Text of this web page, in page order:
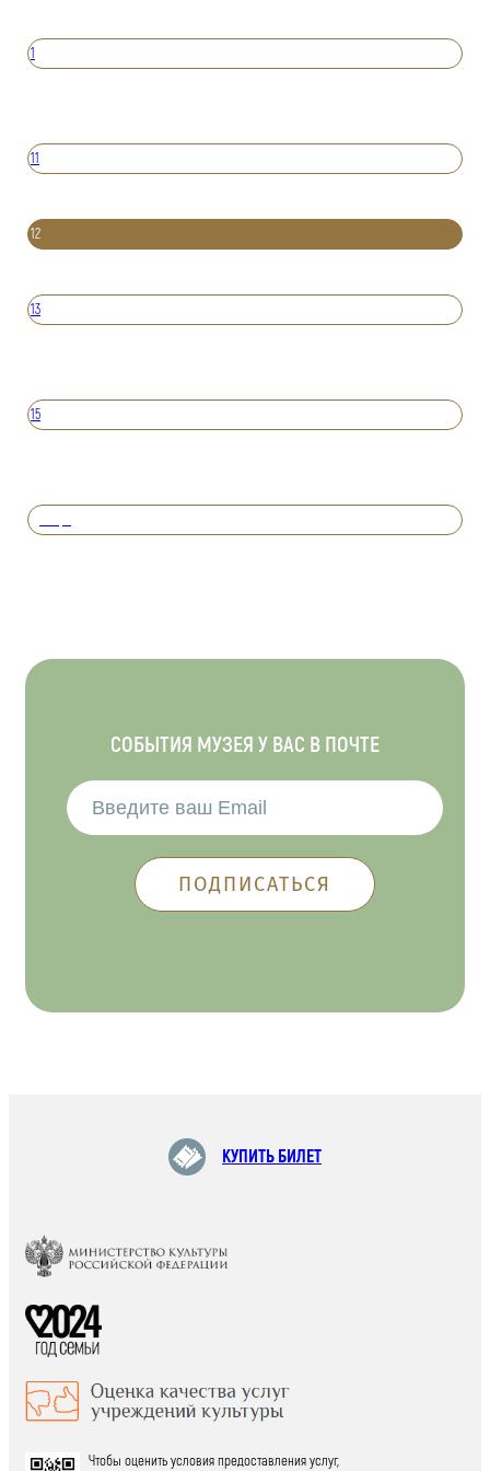
1
11
12
13
15
СОБЫТИЯ МУЗЕЯ У ВАС В ПОЧТЕ
КУПИТЬ БИЛЕТ
Чтобы оценить условия предоставления услуг,